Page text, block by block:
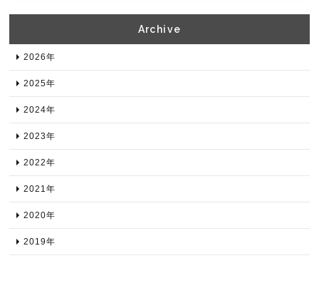
Archive​
2026年​
2025年​
2024年​
2023年​
2022年​
2021年​
2020年​
2019年​